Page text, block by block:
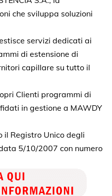
che sviluppa soluzioni
servizi dedicati ai
di estensione di
capillare su tutto il
Clienti programmi di
in gestione a MAWDY
il Registro Unico degli
5/10/2007 con numero